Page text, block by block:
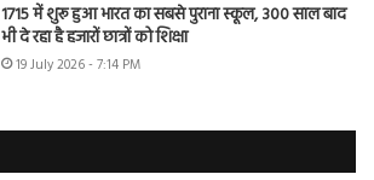
1715 में शुरू हुआ भारत का सबसे पुराना स्कूल, 300 साल बाद
भी दे रहा है हजारों छात्रों को शिक्षा
19 July 2026 - 7:14 PM